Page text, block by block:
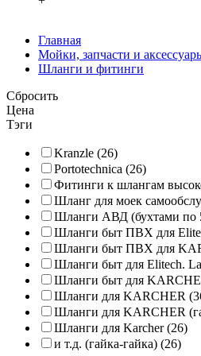
Главная
Мойки, запчасти и
Шланги и фитинги
Сбросить
Цена
Тэги
Kranzle (26)
Portotechnica (26)
Фитинги к шлангам
Шланг для моек
Шланги АВД (бухтами по
Шланги быт ПВХ для
Шланги быт ПВХ для
Шланги быт для Elitech.
Шланги быт для
Шланги для KARCHER
Шланги для KARCHER
Шланги для Karcher (26)
и т.д. (гайка-гайка) (26)